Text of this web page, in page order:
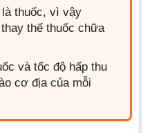
là thuốc, vì vậy
thế thuốc chữa
và tốc độ hấp thu
cơ địa của mỗi